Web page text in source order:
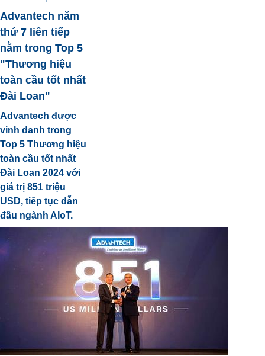
Advantech năm
thứ 7 liên tiếp
nằm trong Top 5
"Thương hiệu
toàn cầu tốt nhất
Đài Loan"
Advantech được
vinh danh trong
Top 5 Thương hiệu
toàn cầu tốt nhất
Đài Loan 2024 với
giá trị 851 triệu
USD, tiếp tục dẫn
đầu ngành AIoT.